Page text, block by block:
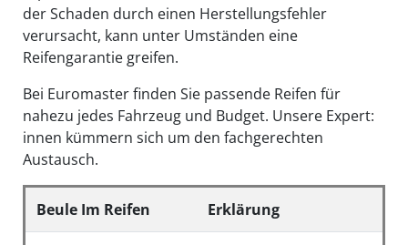
der Schaden durch einen Herstellungsfehler
verursacht, kann unter Umständen eine
Reifengarantie greifen.
Bei Euromaster finden Sie passende Reifen für
nahezu jedes Fahrzeug und Budget. Unsere Expert:
innen kümmern sich um den fachgerechten
Austausch.
Beule Im Reifen Erklärung